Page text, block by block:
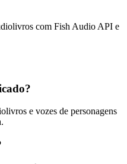
com Fish Audio API e
e vozes de personagens